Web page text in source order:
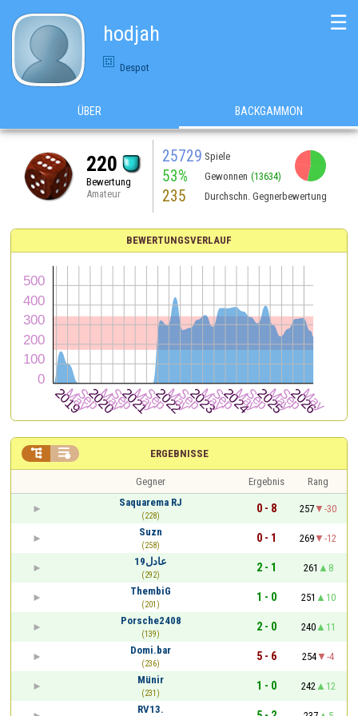
hodjah
Despot
☰
ÜBER BACKGAMMON
220
Bewertung
Amateur
25729 Spiele
53% Gewonnen (13634)
235 Durchschn. Gegnerbewertung
BEWERTUNGSVERLAUF
ERGEBNISSE
 
Gegner Ergebnis
Rang
Saquarema RJ
(228)
0 - 8 257
-30
Suzn
(258)
0 - 1 269
-12
عادل19
(292)
2 - 1 261
8
ThembiG
(201)
1 - 0 251
10
Porsche2408
(139)
2 - 0 240
11
Domi.bar
(236)
5 - 6 254
-4
Münir
(231)
1 - 0 242
12
RV13.